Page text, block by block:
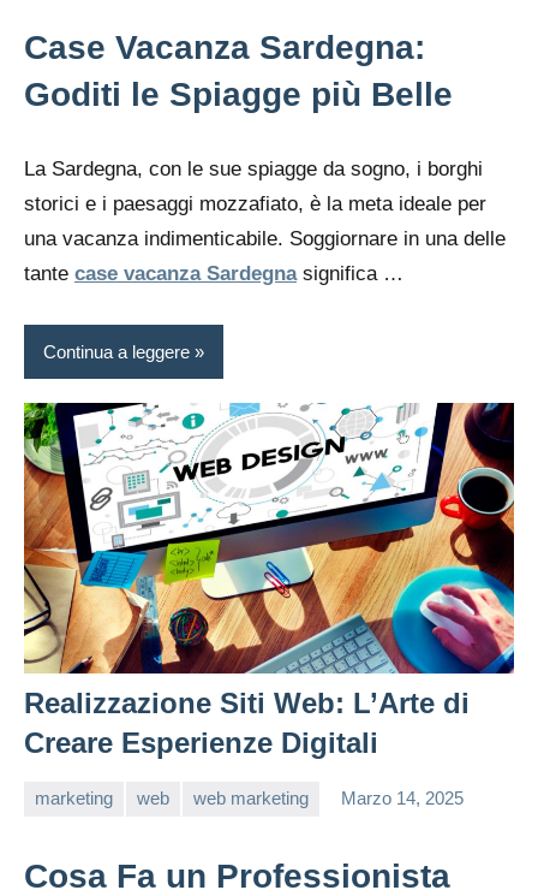
Case Vacanza Sardegna:
Goditi le Spiagge più Belle
La Sardegna, con le sue spiagge da sogno, i borghi
storici e i paesaggi mozzafiato, è la meta ideale per
una vacanza indimenticabile. Soggiornare in una delle
tante case vacanza Sardegnasignifica …
Continua a leggere
Realizzazione Siti Web: L’Arte di
Creare Esperienze Digitali
marketing web web marketing Marzo 14, 2025
Cosa Fa un Professionista